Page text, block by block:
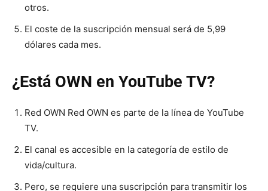
otros.
El coste de la suscripción mensual será de 5,99
dólares cada mes.
¿Está OWN en YouTube TV?
Red OWN Red OWN es parte de la línea de YouTube
TV.
El canal es accesible en la categoría de estilo de
vida/cultura.
Pero, se requiere una suscripción para transmitir los